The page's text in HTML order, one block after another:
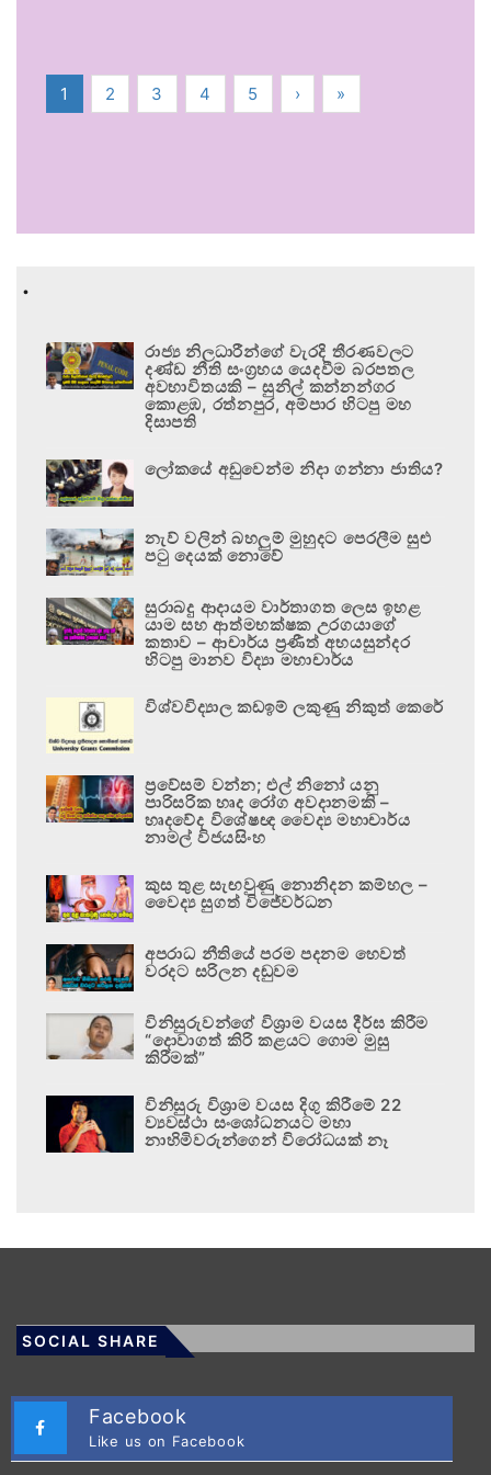
1 2 3 4 5 › »
.
රාජ්‍ය නිලධාරීන්ගේ වැරදි තීරණවලට
දණ්ඩ නීති සංග්‍රහය යෙදවීම බරපතල
අවභාවිතයකි – සුනිල් කන්නන්ගර
කොළඹ, රත්නපුර, අම්පාර හිටපු මහ
දිසාපති
ලෝකයේ අඩුවෙන්ම නිදා ගන්නා ජාතිය?
නැව් වලින් බහලුම් මුහුදට පෙරලීම සුළු
පටු දෙයක් නොවේ
සුරාබදු ආදායම වාර්තාගත ලෙස ඉහළ
යාම සහ ආත්මභක්ෂක උරගයාගේ
කතාව – ආචාර්ය ප්‍රණීත් අභයසුන්දර
හිටපු මානව විද්‍යා මහාචාර්ය
විශ්වවිද්‍යාල කඩඉම් ලකුණු නිකුත් කෙරේ
ප්‍රවේසම් වන්න; එල් නිනෝ යනු
පාරිසරික හෘද රෝග අවදානමකි –
හෘදවේද විශේෂඥ වෛද්‍ය මහාචාර්ය
නාමල් විජයසිංහ
කුස තුළ සැඟවුණු නොනිදන කම්හල –
වෛද්‍ය සුගත් විජේවර්ධන
අපරාධ නීතියේ පරම පදනම හෙවත්
වරදට සරිලන දඬුවම
විනිසුරුවන්ගේ විශ්‍රාම වයස දීර්ඝ කිරීම
“දොවාගත් කිරි කළයට ගොම මුසු
කිරීමක්”
විනිසුරු විශ්‍රාම වයස දිගු කිරීමේ 22
ව්‍යවස්ථා සංශෝධනයට මහා
නාහිමිවරුන්ගෙන් විරෝධයක් නෑ
SOCIAL SHARE
Facebook
Like us on Facebook